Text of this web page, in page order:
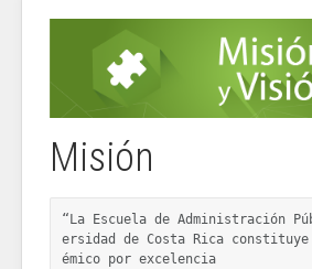
Misión
“La Escuela de Administración
ersidad de Costa Rica constituye
émico por excelencia